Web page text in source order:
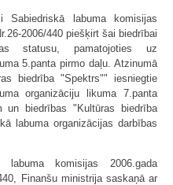
Sabiedriskā labuma komisijas
2006/440 piešķirt šai biedrībai
statusu, pamatojoties uz
5.panta pirmo daļu. Atzinumā
biedrība "Spektrs"" iesniegtie
organizāciju likuma 7.panta
un biedrības "Kultūras biedrība
labuma organizācijas darbības
labuma komisijas 2006.gada
Finanšu ministrija saskaņā ar